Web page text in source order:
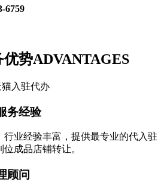
6759
优势ADVANTAGES
入驻代办
务经验
行业经验丰富，提供最专业的代入驻
成品店铺转让。
顾问